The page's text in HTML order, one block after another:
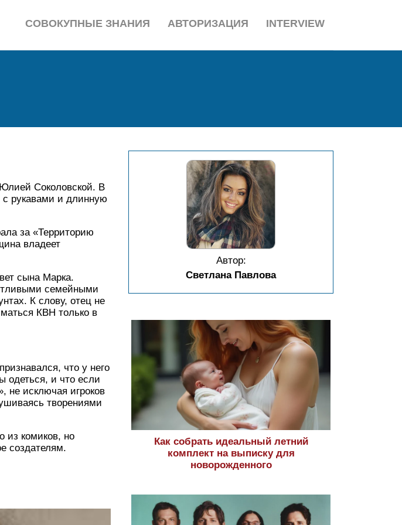
INTERVIEW
АВТОРИЗАЦИЯ
СОВОКУПНЫЕ ЗНАНИЯ
Соколовской. В
рукавами и длинную
за «Территорию
владеет
сына Марка.
семейными
К слову, отец не
КВН только в
что у него
одеться, и что если
не исключая игроков
творениями
из комиков, но
создателям.
Автор:
Светлана Павлова
Как собрать идеальный летний
комплект на выписку для
новорожденного